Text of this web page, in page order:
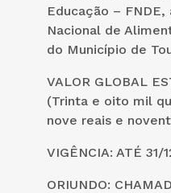
Educação –
Nacional de
do Município de
VALOR GLOBAL
(Trinta e oito mil
nove reais e
VIGÊNCIA: ATÉ 31/
ORIUNDO: